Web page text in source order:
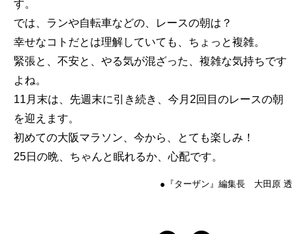
す。
では、ランや自転車などの、レースの朝は？
幸せなコトだとは理解していても、ちょっと複雑。
緊張と、不安と、やる気が混ざった、複雑な気持ちです
よね。
11月末は、先週末に引き続き、今月2回目のレースの朝
を迎えます。
初めての大阪マラソン、今から、とても楽しみ！
25日の晩、ちゃんと眠れるか、心配です。
●『ターザン』編集長 大田原 透